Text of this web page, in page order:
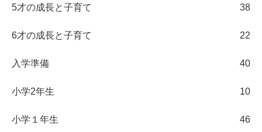
5才の成長と子育て 38
6才の成長と子育て 22
入学準備 40
小学2年生 10
小学１年生 46